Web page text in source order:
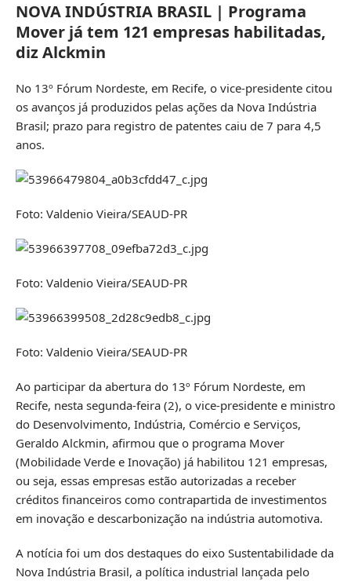
NOVA INDÚSTRIA BRASIL | Programa
Mover já tem 121 empresas habilitadas,
diz Alckmin
No 13º Fórum Nordeste, em Recife, o vice-presidente citou
os avanços já produzidos pelas ações da Nova Indústria
Brasil; prazo para registro de patentes caiu de 7 para 4,5
anos.
Foto: Valdenio Vieira/SEAUD-PR
Foto: Valdenio Vieira/SEAUD-PR
Foto: Valdenio Vieira/SEAUD-PR
Ao participar da abertura do 13º Fórum Nordeste, em
Recife, nesta segunda-feira (2), o vice-presidente e ministro
do Desenvolvimento, Indústria, Comércio e Serviços,
Geraldo Alckmin, afirmou que o programa Mover
(Mobilidade Verde e Inovação) já habilitou 121 empresas,
ou seja, essas empresas estão autorizadas a receber
créditos financeiros como contrapartida de investimentos
em inovação e descarbonização na indústria automotiva.
A notícia foi um dos destaques do eixo Sustentabilidade da
Nova Indústria Brasil, a política industrial lançada pelo